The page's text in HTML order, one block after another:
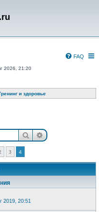
FAQ
2026, 21:20
и здоровье
ПоискРасширенный
3 4
2019, 20:51